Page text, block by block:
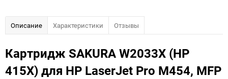
Описание Характеристики Отзывы
Картридж SAKURA W2033X (HP
415X) для HP LaserJet Pro M454, MFP